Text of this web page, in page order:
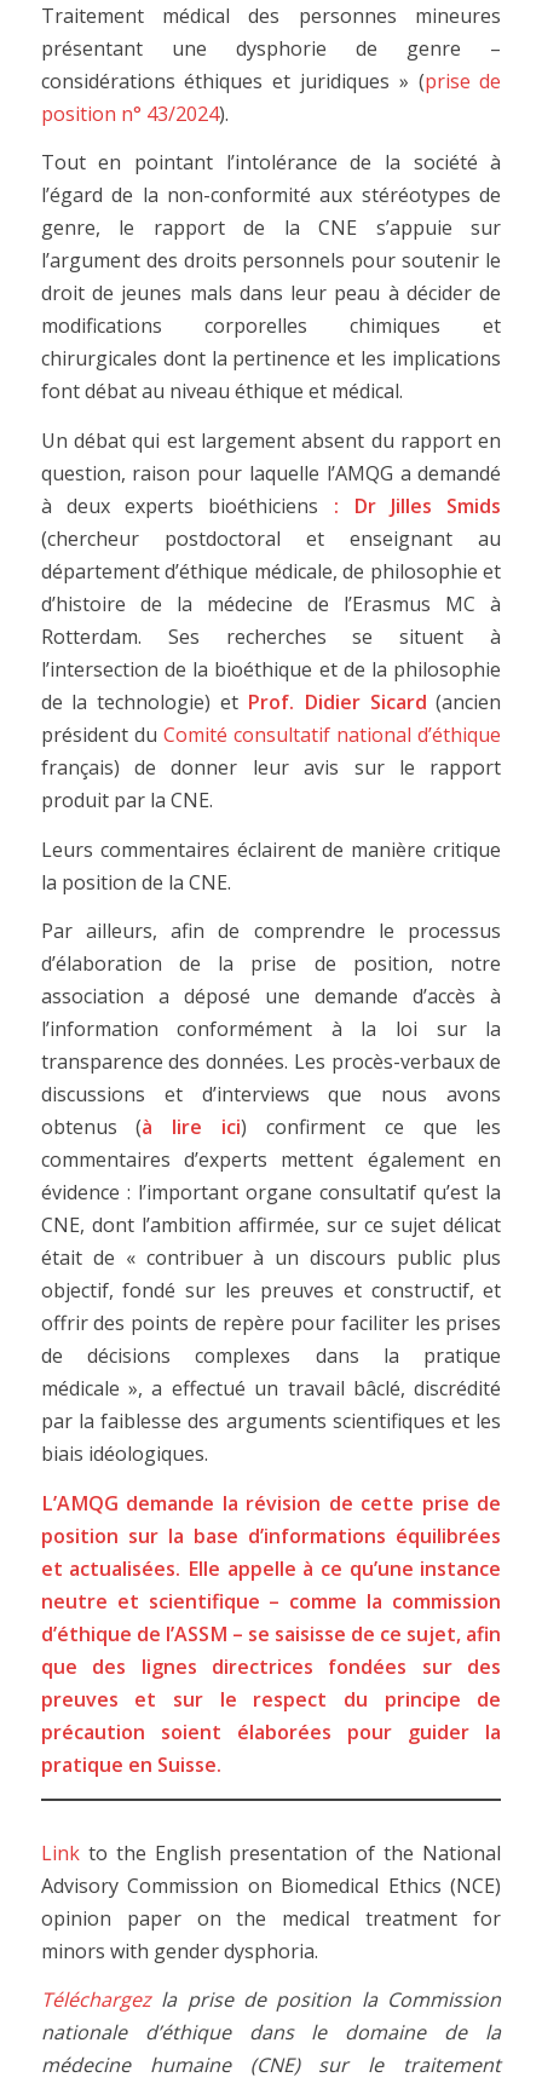
Traitement médical des personnes mineures
présentant une dysphorie de genre –
considérations éthiques et juridiques » (prise de
position n° 43/2024).
Tout en pointant l’intolérance de la société à
l’égard de la non-conformité aux stéréotypes de
genre, le rapport de la CNE s’appuie sur
l’argument des droits personnels pour soutenir le
droit de jeunes mals dans leur peau à décider de
modifications corporelles chimiques et
chirurgicales dont la pertinence et les implications
font débat au niveau éthique et médical.
Un débat qui est largement absent du rapport en
question, raison pour laquelle l’AMQG a demandé
à deux experts bioéthiciens : Dr Jilles Smids
(chercheur postdoctoral et enseignant au
département d’éthique médicale, de philosophie et
d’histoire de la médecine de l’Erasmus MC à
Rotterdam. Ses recherches se situent à
l’intersection de la bioéthique et de la philosophie
de la technologie) et Prof. Didier Sicard (ancien
président du Comité consultatif national d’éthique
français) de donner leur avis sur le rapport
produit par la CNE.
Leurs commentaires éclairent de manière critique
la position de la CNE.
Par ailleurs, afin de comprendre le processus
d’élaboration de la prise de position, notre
association a déposé une demande d’accès à
l’information conformément à la loi sur la
transparence des données. Les procès-verbaux de
discussions et d’interviews que nous avons
obtenus (à lire ici) confirment ce que les
commentaires d’experts mettent également en
évidence : l’important organe consultatif qu’est la
CNE, dont l’ambition affirmée, sur ce sujet délicat
était de « contribuer à un discours public plus
objectif, fondé sur les preuves et constructif, et
offrir des points de repère pour faciliter les prises
de décisions complexes dans la pratique
médicale », a effectué un travail bâclé, discrédité
par la faiblesse des arguments scientifiques et les
biais idéologiques.
L’AMQG demande la révision de cette prise de
position sur la base d’informations équilibrées
et actualisées. Elle appelle à ce qu’une instance
neutre et scientifique – comme la commission
d’éthique de l’ASSM – se saisisse de ce sujet, afin
que des lignes directrices fondées sur des
preuves et sur le respect du principe de
précaution soient élaborées pour guider la
pratique en Suisse.
Linkto the English presentation of the National
Advisory Commission on Biomedical Ethics (NCE)
opinion paper on the medical treatment for
minors with gender dysphoria.
Téléchargezla prise de position la Commission
nationale d’éthique dans le domaine de la
médecine humaine (CNE) sur le traitement